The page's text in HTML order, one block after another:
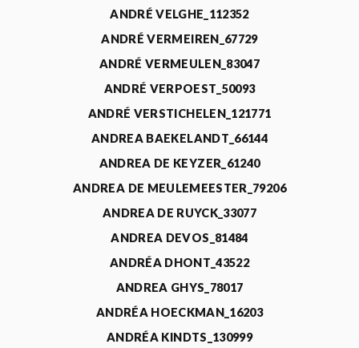
ANDRÉ VELGHE_112352
ANDRÉ VERMEIREN_67729
ANDRÉ VERMEULEN_83047
ANDRÉ VERPOEST_50093
ANDRÉ VERSTICHELEN_121771
ANDREA BAEKELANDT_66144
ANDREA DE KEYZER_61240
ANDREA DE MEULEMEESTER_79206
ANDREA DE RUYCK_33077
ANDREA DEVOS_81484
ANDRÉA DHONT_43522
ANDREA GHYS_78017
ANDRÉA HOECKMAN_16203
ANDRÉA KINDTS_130999